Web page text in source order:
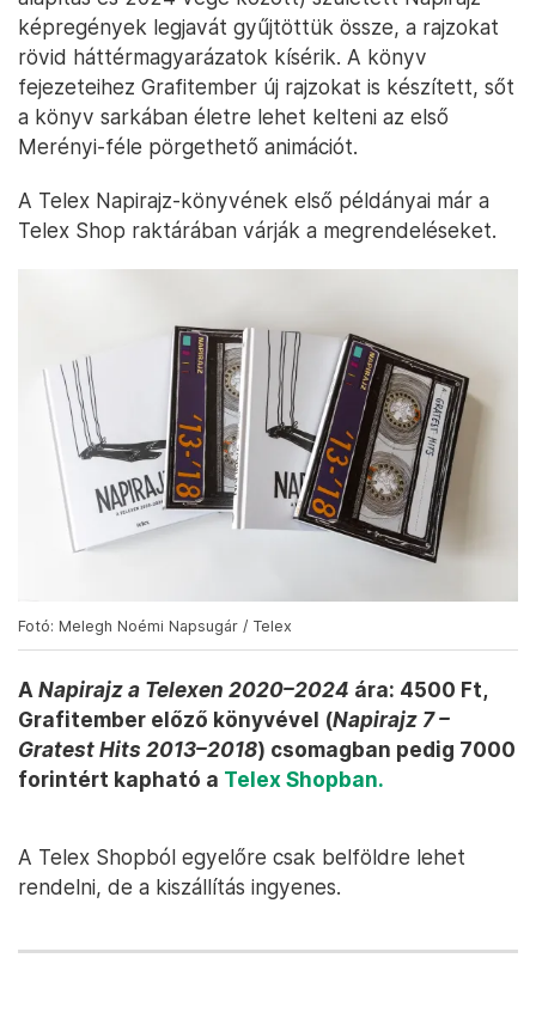
képregények legjavát gyűjtöttük össze, a rajzokat
rövid háttérmagyarázatok kísérik. A könyv
fejezeteihez Grafitember új rajzokat is készített, sőt
a könyv sarkában életre lehet kelteni az első
Merényi-féle pörgethető animációt.
A Telex Napirajz-könyvének első példányai már a
Telex Shop raktárában várják a megrendeléseket.
Fotó: Melegh Noémi Napsugár / Telex
A Napirajz a Telexen 2020–2024 ára: 4500 Ft,
Grafitember előző könyvével (Napirajz 7 –
Gratest Hits 2013–2018) csomagban pedig 7000
forintért kapható a Telex Shopban.
A Telex Shopból egyelőre csak belföldre lehet
rendelni, de a kiszállítás ingyenes.